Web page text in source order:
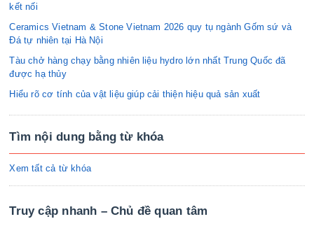
kết nối
Ceramics Vietnam & Stone Vietnam 2026 quy tụ ngành Gốm sứ và
Đá tự nhiên tại Hà Nội
Tàu chở hàng chạy bằng nhiên liệu hydro lớn nhất Trung Quốc đã
được hạ thủy
Hiểu rõ cơ tính của vật liệu giúp cải thiện hiệu quả sản xuất
Tìm nội dung bằng từ khóa
Xem tất cả từ khóa
Truy cập nhanh – Chủ đề quan tâm